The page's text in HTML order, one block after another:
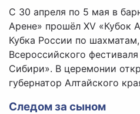
С 30 апреля по 5 мая в
Арене» прошёл XV «Кубок
Кубка России по
Всероссийского
Сибири». В церемонии
губернатор Алтайского
Следом за сыном